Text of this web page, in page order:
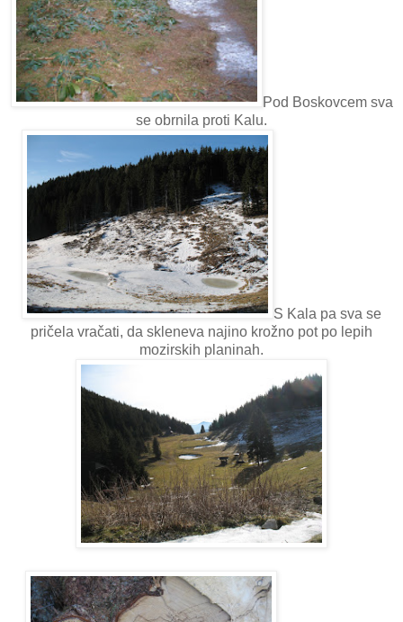
Pod Boskovcem sva
se obrnila proti Kalu.
S Kala pa sva se
pričela vračati, da skleneva najino krožno pot po lepih
mozirskih planinah.